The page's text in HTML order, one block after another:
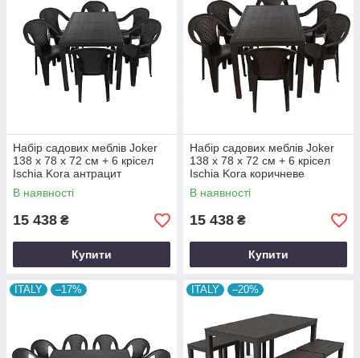
Набір садових меблів Joker
138 x 78 х 72 см + 6 крісел
Ischia Kora антрацит
виробництво Італія
В наявності
15 438 ₴
Купити
Набір садових меблів Joker
138 x 78 х 72 см + 6 крісел
Ischia Kora коричневе
виробництво Італія
В наявності
15 438 ₴
Купити
ITALY –17% ITALY –20%